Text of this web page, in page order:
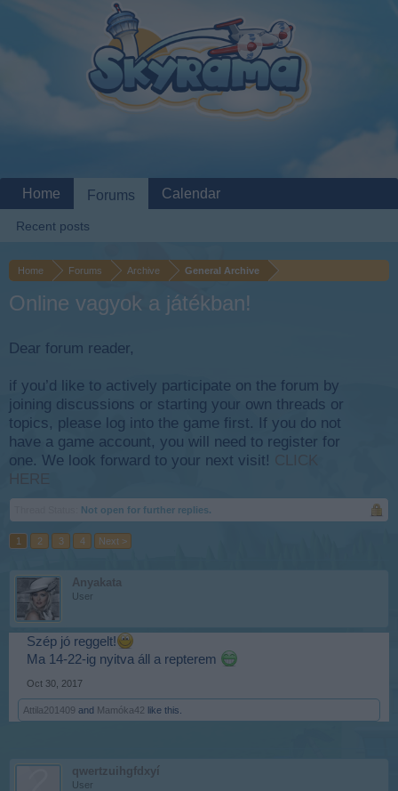
Home Forums Archive General Archive
Online vagyok a játékban!
Dear forum reader,
if you’d like to actively participate on the forum by
joining discussions or starting your own threads or
topics, please log into the game first. If you do not
have a game account, you will need to register for
one. We look forward to your next visit! CLICK
HERE
Not open for further replies.
1 2 3 4 Next >
Anyakata
User
Szép jó reggelt!
Ma 14-22-ig nyitva áll a repterem
Oct 30, 2017
Attila201409 and Mamóka42 like this.
qwertzuihgfdxyí
User
Home Forums
Recent posts
Calendar